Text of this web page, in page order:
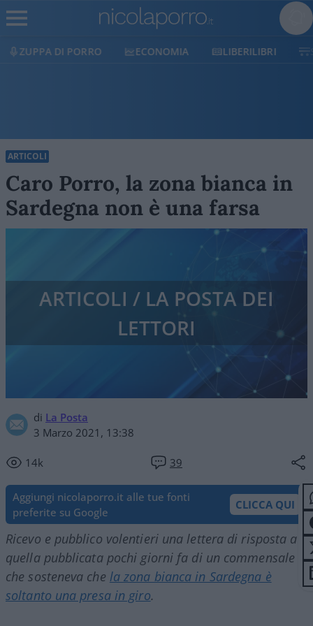
ECONOMIA LIBERILIBRI SHOP SOSTIENICI
ARTICOLI
Caro Porro, la zona bianca in
Sardegna non è una farsa
di La Posta
3 Marzo 2021, 13:38
14k 39
ARTICOLI / LA POSTA DEI
LETTORI
Aggiungi nicolaporro.it alle tue fonti
preferite su Google
CLICCA QUI
Ricevo e pubblico volentieri una lettera di risposta a
quella pubblicata pochi giorni fa di un commensale
che sosteneva che la zona bianca in Sardegna è
soltanto una presa in giro.